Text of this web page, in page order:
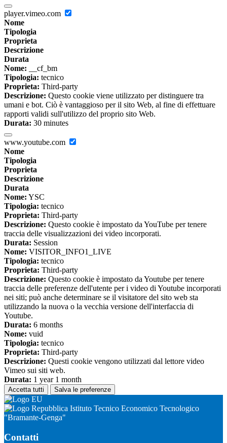
player.vimeo.com
Nome
Tipologia
Proprieta
Descrizione
Durata
Nome: __cf_bm
Tipologia: tecnico
Proprieta: Third-party
Descrizione: Questo cookie viene utilizzato per distinguere tra
umani e bot. Ciò è vantaggioso per il sito Web, al fine di effettuare
rapporti validi sull'utilizzo del proprio sito Web.
Durata: 30 minutes
www.youtube.com
Nome
Tipologia
Proprieta
Descrizione
Durata
Nome: YSC
Tipologia: tecnico
Proprieta: Third-party
Descrizione: Questo cookie è impostato da YouTube per tenere
traccia delle visualizzazioni dei video incorporati.
Durata: Session
Nome: VISITOR_INFO1_LIVE
Tipologia: tecnico
Proprieta: Third-party
Descrizione: Questo cookie è impostato da Youtube per tenere
traccia delle preferenze dell'utente per i video di Youtube incorporati
nei siti; può anche determinare se il visitatore del sito web sta
utilizzando la nuova o la vecchia versione dell'interfaccia di
Youtube.
Durata: 6 months
Nome: vuid
Tipologia: tecnico
Proprieta: Third-party
Descrizione: Questi cookie vengono utilizzati dal lettore video
Vimeo sui siti web.
Durata: 1 year 1 month
Accetta tutti Salva le preferenze
Istituto Tecnico Economico Tecnologico
"Bramante-Genga"
Contatti